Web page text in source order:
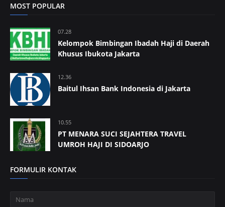
MOST POPULAR
07.28
Kelompok Bimbingan Ibadah Haji di Daerah
Khusus Ibukota Jakarta
12.36
Baitul Ihsan Bank Indonesia di Jakarta
10.55
PT MENARA SUCI SEJAHTERA TRAVEL
UMROH HAJI DI SIDOARJO
FORMULIR KONTAK